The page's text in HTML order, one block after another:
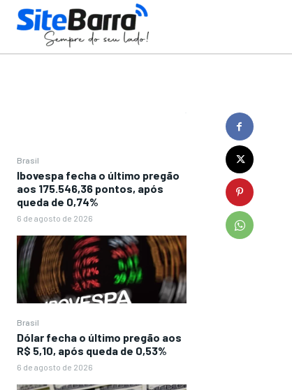
Brasil
Ibovespa fecha o último pregão
aos 175.546,36 pontos, após
queda de 0,74%
6 de agosto de 2026
Brasil
Dólar fecha o último pregão aos
R$ 5,10, após queda de 0,53%
6 de agosto de 2026